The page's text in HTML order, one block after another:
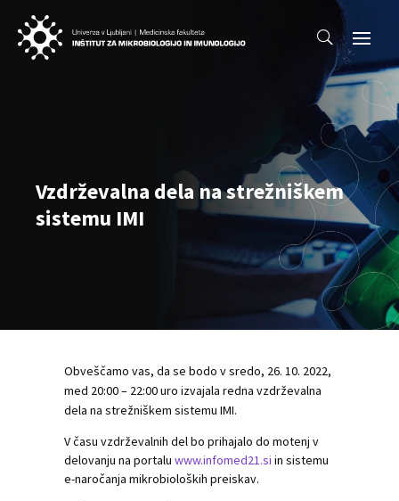
Vzdrževalna dela na strežniškem
sistemu IMI
Obveščamo vas, da se bodo v sredo, 26. 10. 2022,
med 20:00 – 22:00 uro izvajala redna vzdrževalna
dela na strežniškem sistemu IMI.
V času vzdrževalnih del bo prihajalo do motenj v
delovanju na portalu www.infomed21.si in sistemu
e-naročanja mikrobioloških preiskav.